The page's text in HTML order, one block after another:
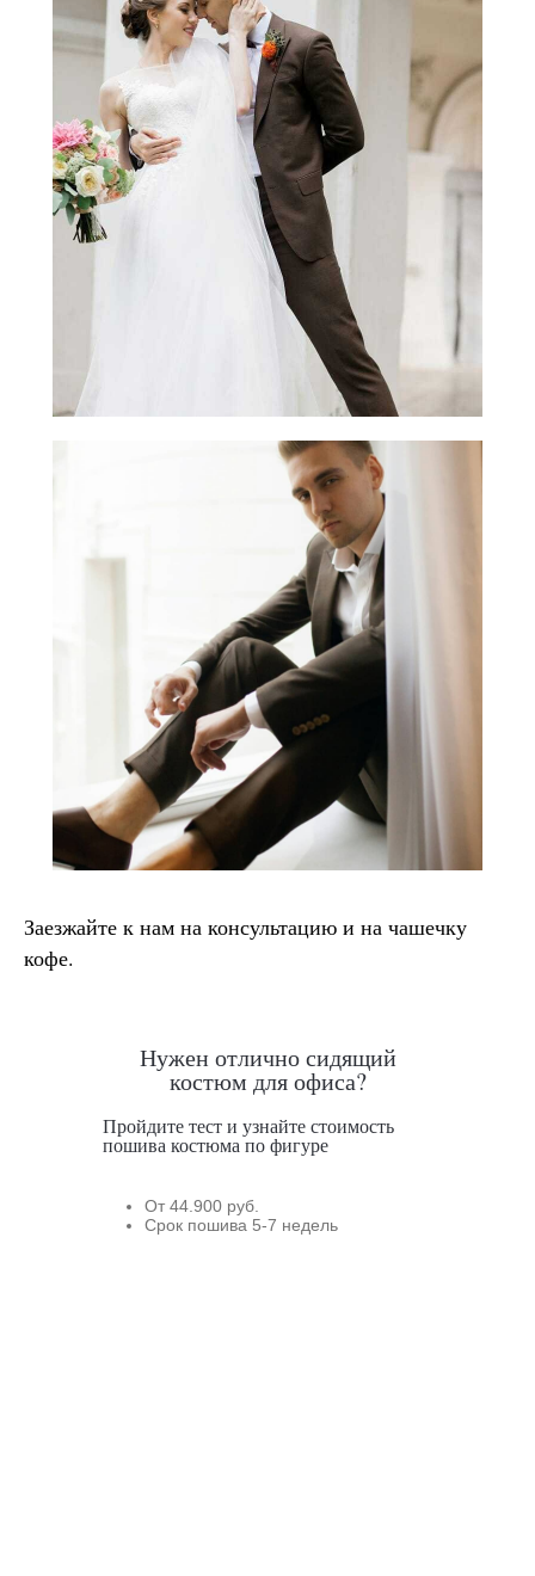
Заезжайте к нам на консультацию и на чашечку
кофе.
От 44.900 руб.
Срок пошива 5-7 недель
Пройдите тест и узнайте стоимость
пошива костюма по фигуре
Нужен отлично сидящий
костюм для офиса?